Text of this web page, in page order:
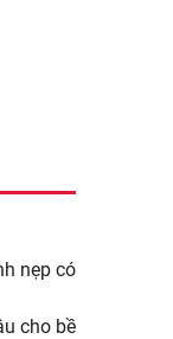
nẹp có
cho bề